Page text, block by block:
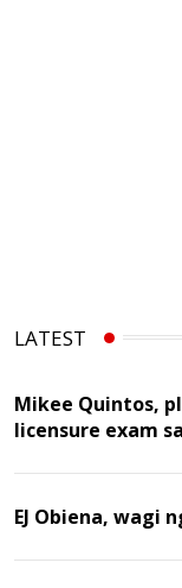
LATEST
Mikee Quintos,
licensure exam
EJ Obiena, wagi